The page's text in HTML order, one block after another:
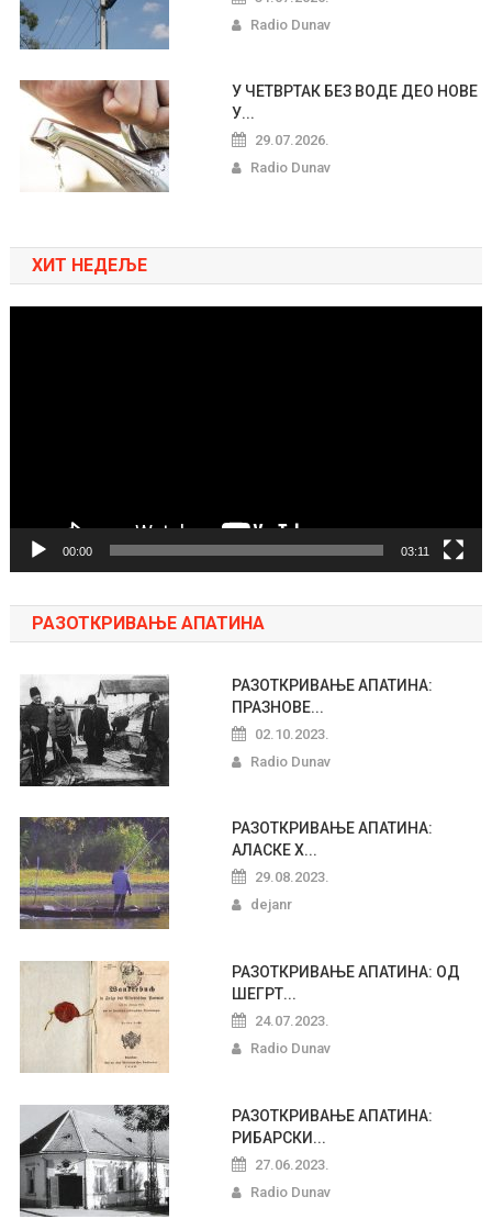
Radio Dunav
У ЧЕТВРТАК БЕЗ ВОДЕ ДЕО НОВЕ
У...
29.07.2026.
Radio Dunav
ХИТ НЕДЕЉЕ
00:00 03:11
РАЗОТКРИВАЊЕ АПАТИНА
РАЗОТКРИВАЊЕ АПАТИНА:
ПРАЗНОВЕ...
02.10.2023.
Radio Dunav
РАЗОТКРИВАЊЕ АПАТИНА:
АЛАСКЕ Х...
29.08.2023.
dejanr
РАЗОТКРИВАЊЕ АПАТИНА: ОД
ШЕГРТ...
24.07.2023.
Radio Dunav
РАЗОТКРИВАЊЕ АПАТИНА:
РИБАРСКИ...
27.06.2023.
Radio Dunav